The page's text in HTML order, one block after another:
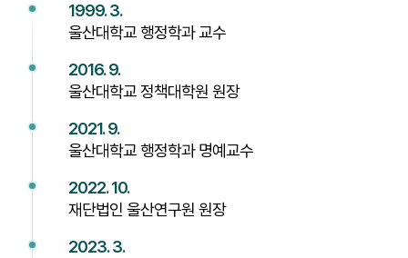
1999. 3.
울산대학교 행정학과 교수
2016. 9.
울산대학교 정책대학원 원장
2021. 9.
울산대학교 행정학과 명예교수
2022. 10.
재단법인 울산연구원 원장
2023. 3.